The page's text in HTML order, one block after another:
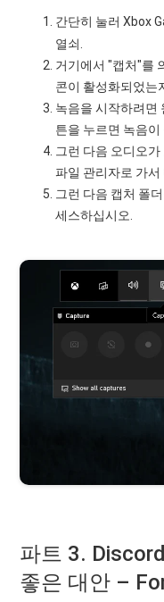
간단히 눌러 Xbox
열쇠.
거기에서 "캡처"를
콘이 활성화되었는
녹음을 시작하려면
튼을 누르면 녹음
그런 다음 오디오
파일 관리자로 가서
그런 다음 캡처 폴
세스하십시오.
파트 3.
좋은 대안 –